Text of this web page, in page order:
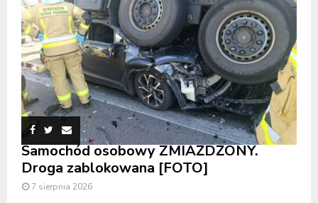
Samochód osobowy ZMIAŻDŻONY.
Droga zablokowana [FOTO]
7 sierpnia 2026